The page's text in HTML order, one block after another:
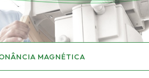
MAGNÉTICA